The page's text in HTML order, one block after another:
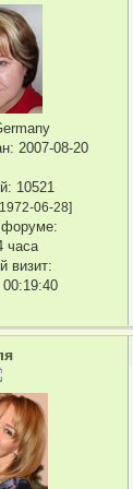
: 2007-08-20
10521
06-28]
форуме:
часа
визит:
00:19:40